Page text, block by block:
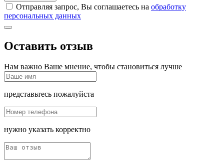
Отправляя запрос, Вы соглашаетесь на обработку
персональных данных
Оставить отзыв
Нам важно Ваше мнение, чтобы становиться лучше
представьтесь пожалуйста
нужно указать корректно